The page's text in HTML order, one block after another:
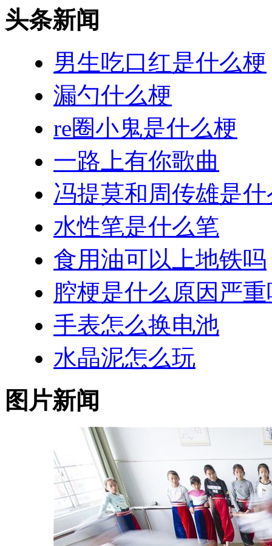
头条新闻
男生吃口红是什么梗
漏勺什么梗
re圈小鬼是什么梗
一路上有你歌曲
冯提莫和周传雄是
水性笔是什么笔
食用油可以上地铁吗
腔梗是什么原因严重
手表怎么换电池
水晶泥怎么玩
图片新闻